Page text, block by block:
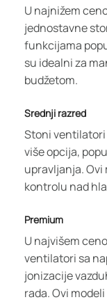
U najnižem
jednostavne
funkcijama
su idealni za
budžetom.
Srednji razred
Stoni
više opcija,
upravljanja.
kontrolu nad
Premium
U najvišem
ventilatori sa
jonizacije
rada. Ovi